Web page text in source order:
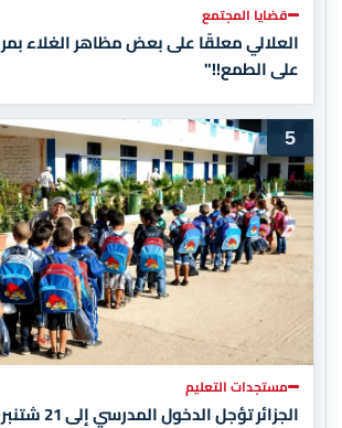
قضايا المجتمع
العلالي معلقًا على بعض مظاهر الغلاء
على الطمع!!"
5
مستجدات التعليم
الجزائر تؤجل الدخول المدرسي إلى 21 شتنبر المقبل